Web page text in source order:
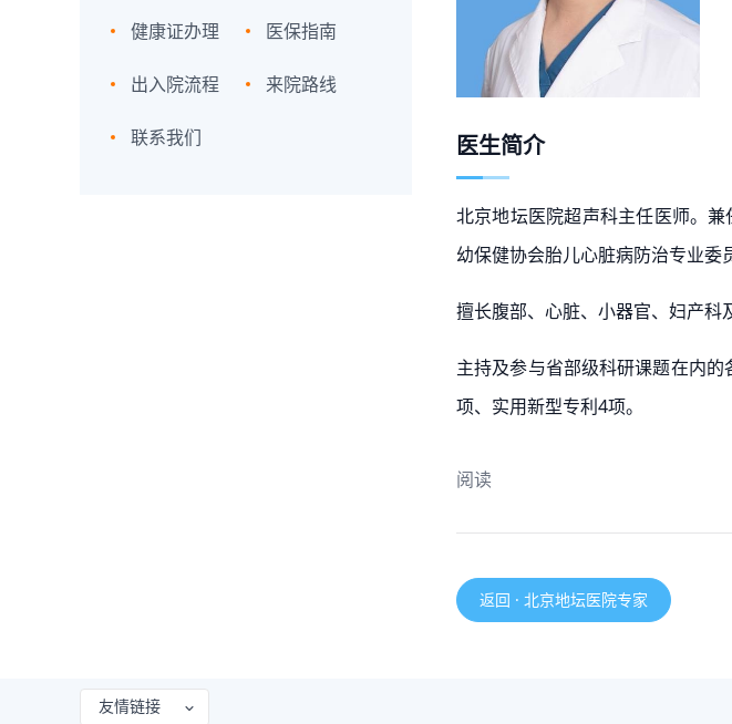
健康证办理 医保指南
出入院流程 来院路线
联系我们 医生简介
北京地坛医院超声科主任医师。
幼保健协会胎儿心脏病防治专业委
擅长腹部、心脏、小器官、妇产科
主持及参与省部级科研课题在内
项、实用新型专利4项。
阅读
返回 · 北京地坛医院专家
友情链接